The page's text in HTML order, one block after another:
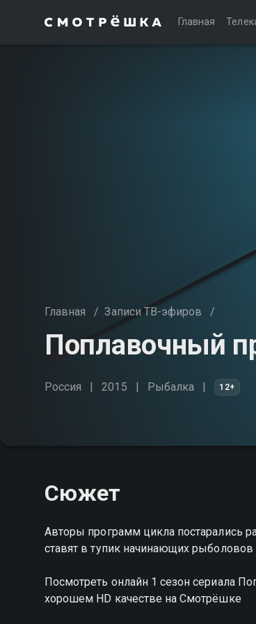
Главная
Главная / Записи ТВ-эфиров /
Поплавочный
Россия 2015 Рыбалка 12+
Сюжет
Авторы программ цикла постарались
ставят в тупик начинающих рыболовов
Посмотреть онлайн 1 сезон сериала
хорошем HD качестве на Смотрёшке